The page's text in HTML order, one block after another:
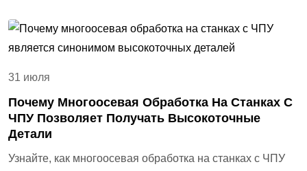
31 июля
Почему Многоосевая Обработка На Станках С
ЧПУ Позволяет Получать Высокоточные
Детали
Узнайте, как многоосевая обработка на станках с ЧПУ